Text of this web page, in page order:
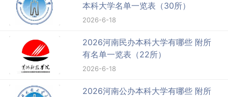
本科大学名单一览表（30所）
2026-6-18
2026河南民办本科大学有哪些 附所
有名单一览表（22所）
2026-6-18
2026河南公办本科大学有哪些 附所